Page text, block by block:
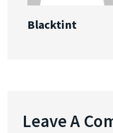
Blacktint
Leave A